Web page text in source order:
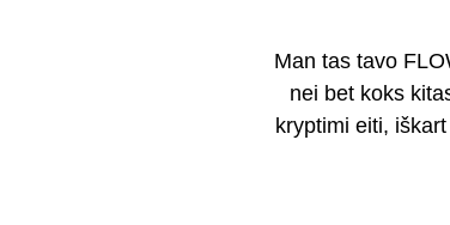
Man tas tavo
nei bet koks
kryptimi eiti,